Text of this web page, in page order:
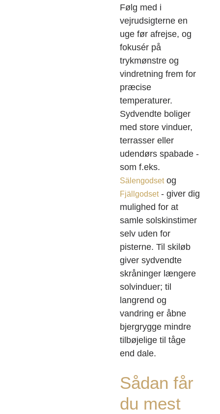
Følg med i
vejrudsigterne en
uge før afrejse, og
fokusér på
trykmønstre og
vindretning frem for
præcise
temperaturer.
Sydvendte boliger
med store vinduer,
terrasser eller
udendørs spabade -
som f.eks.
Sälengodsetog
Fjällgodset- giver dig
mulighed for at
samle solskinstimer
selv uden for
pisterne. Til skiløb
giver sydvendte
skråninger længere
solvinduer; til
langrend og
vandring er åbne
bjergrygge mindre
tilbøjelige til tåge
end dale.
Sådan får
du mest